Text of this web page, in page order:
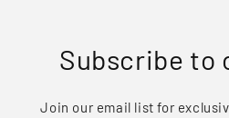
Subscribe to
Join our email list for